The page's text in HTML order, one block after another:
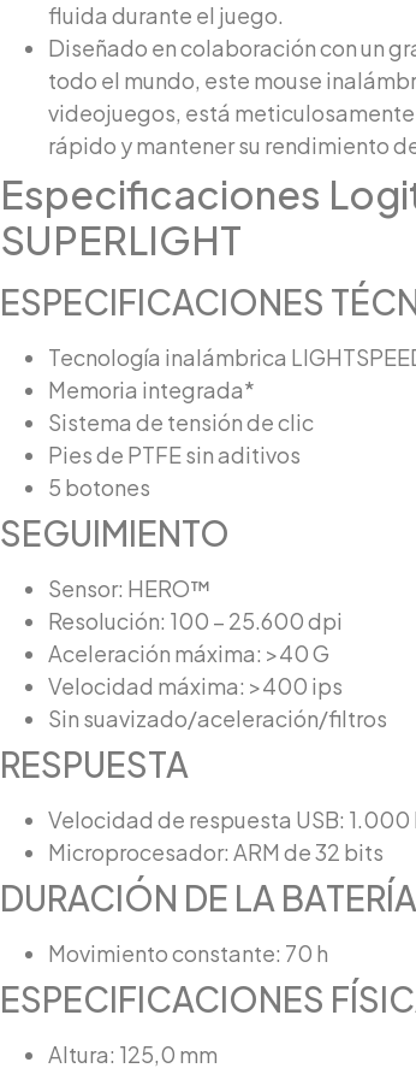
fluida durante el juego.
Diseñado en colaboración con un
todo el mundo, este mouse
videojuegos, está
rápido y mantener su rendimiento
Especificaciones
SUPERLIGHT
ESPECIFICACIONES
Tecnología inalámbrica
Memoria integrada*
Sistema de tensión de clic
Pies de PTFE sin aditivos
5 botones
SEGUIMIENTO
Sensor: HERO™
Resolución: 100 – 25.600 dpi
Aceleración máxima: >40 G
Velocidad máxima: >400 ips
Sin suavizado/aceleración/filtros
RESPUESTA
Velocidad de respuesta USB: 1.000
Microprocesador: ARM de 32 bits
DURACIÓN DE LA BATERÍA
Movimiento constante: 70 h
ESPECIFICACIONES
Altura: 125,0 mm